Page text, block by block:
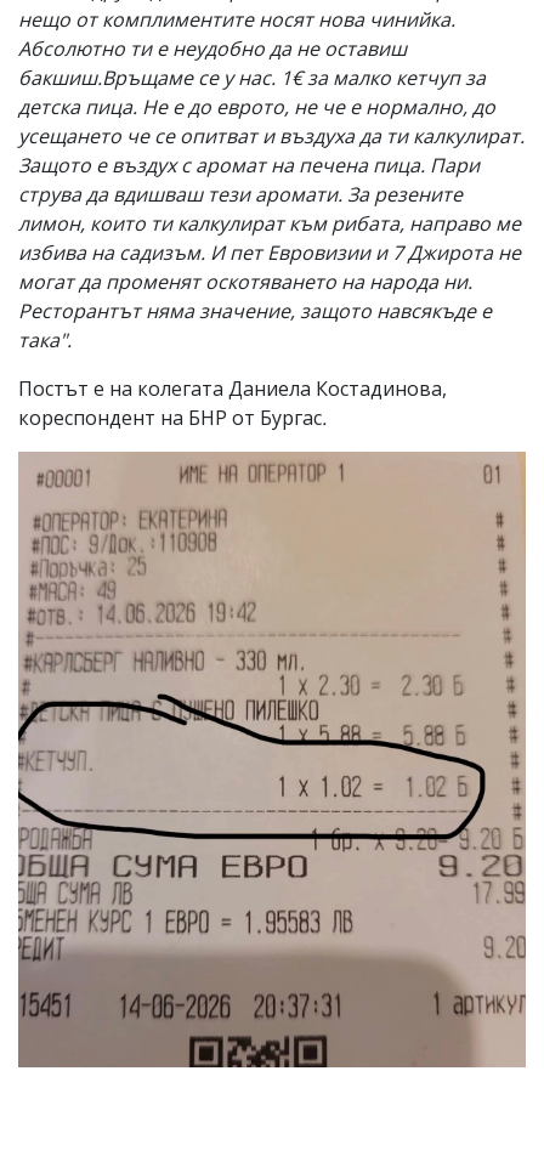
нещо от комплиментите носят нова чинийка.
Абсолютно ти е неудобно да не оставиш
бакшиш.Връщаме се у нас. 1€ за малко кетчуп за
детска пица. Не е до еврото, не че е нормално, до
усещането че се опитват и въздуха да ти калкулират.
Защото е въздух с аромат на печена пица. Пари
струва да вдишваш тези аромати. За резените
лимон, които ти калкулират към рибата, направо ме
избива на садизъм. И пет Евровизии и 7 Джирота не
могат да променят оскотяването на народа ни.
Ресторантът няма значение, защото навсякъде е
така".
Постът е на колегата Даниела Костадинова,
кореспондент на БНР от Бургас.